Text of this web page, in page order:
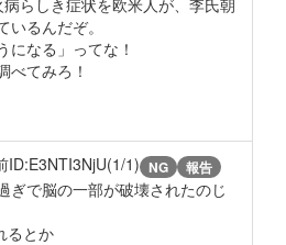
らしき症状を欧米人が、李氏朝
るんだぞ。
になる」ってな！
べてみろ！
ID:E3NTI3NjU(1/1) NG 報告
ぎで脳の一部が破壊されたのじ
るとか